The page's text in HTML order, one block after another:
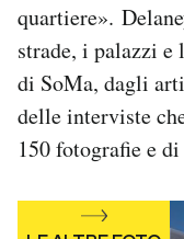
quartiere».
strade, i palazzi
di SoMa, dagli
delle interviste
150 fotografie e